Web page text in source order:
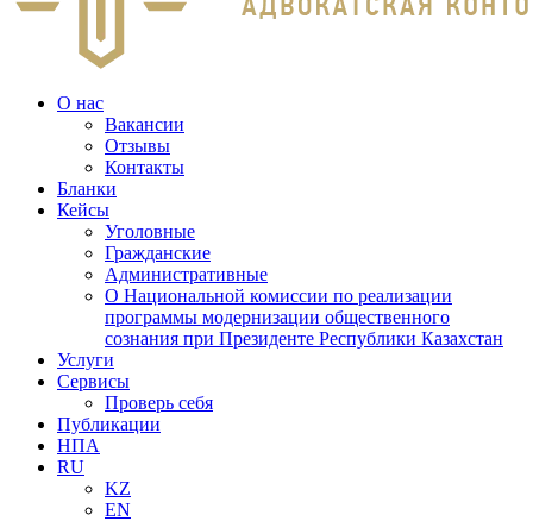
О нас
Вакансии
Отзывы
Контакты
Бланки
Кейсы
Уголовные
Гражданские
Административные
О Национальной комиссии по реализации
программы модернизации общественного
сознания при Президенте Республики Казахстан
Услуги
Сервисы
Проверь себя
Публикации
НПА
RU
KZ
EN